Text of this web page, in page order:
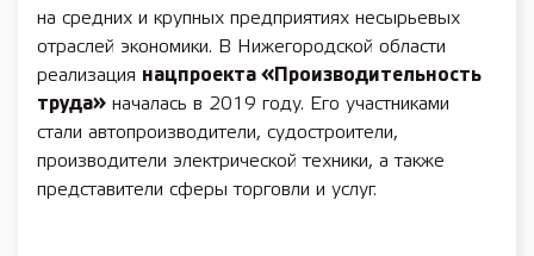
на средних и крупных предприятиях несырьевых
отраслей экономики. В Нижегородской области
реализация нацпроекта «Производительность
труда» началась в 2019 году. Его участниками
стали автопроизводители, судостроители,
производители электрической техники, а также
представители сферы торговли и услуг.